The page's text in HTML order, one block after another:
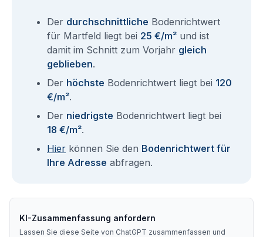
Der durchschnittliche Bodenrichtwert
für Martfeld liegt bei 25 €/m² und ist
damit im Schnitt zum Vorjahr gleich
geblieben.
Der höchste Bodenrichtwert liegt bei 120
€/m².
Der niedrigste Bodenrichtwert liegt bei
18 €/m².
Hier können Sie den Bodenrichtwert für
Ihre Adresse abfragen.
KI-Zusammenfassung anfordern
Lassen Sie diese Seite von ChatGPT zusammenfassen und